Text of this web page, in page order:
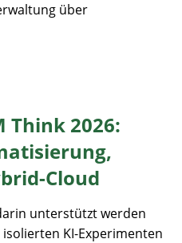
über
Think 2026:
Cloud
unterstützt werden
KI-Experimenten